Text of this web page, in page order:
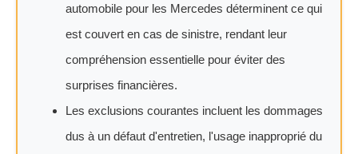
automobile pour les Mercedes déterminent ce qui
est couvert en cas de sinistre, rendant leur
compréhension essentielle pour éviter des
surprises financières.
Les exclusions courantes incluent les dommages
dus à un défaut d'entretien, l'usage inapproprié du